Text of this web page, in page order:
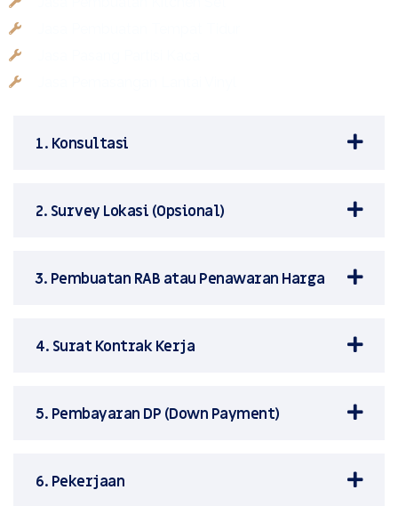
1. Konsultasi
2. Survey Lokasi (Opsional)
3. Pembuatan RAB atau Penawaran Harga
4. Surat Kontrak Kerja
5. Pembayaran DP (Down Payment)
6. Pekerjaan